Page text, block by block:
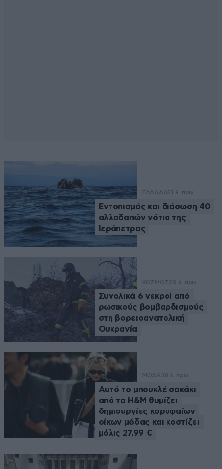
ΕΛΛΑΔΑ21 λ. πριν
Εντοπισμός και διάσωση 40
αλλοδαπών νότια της
Ιεράπετρας
ΚΟΣΜΟΣ28 λ. πριν
Συνολικά 6 νεκροί από
ρωσικούς βομβαρδισμούς
στη βορειοανατολική
Ουκρανία
ΜΟΔΑ28 λ. πριν
Αυτό το μπουκλέ σακάκι
από τα H&M θυμίζει
δημιουργίες κορυφαίων
οίκων μόδας και κοστίζει
μόλις 27,99 €